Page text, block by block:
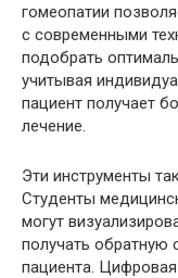
гомеопатии
с современными
подобрать
учитывая
пациент получает
лечение.
Эти инструменты
Студенты
могут
получать обратную
пациента.